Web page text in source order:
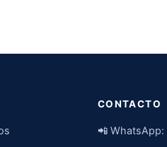
CONTACTO
📲 WhatsApp: